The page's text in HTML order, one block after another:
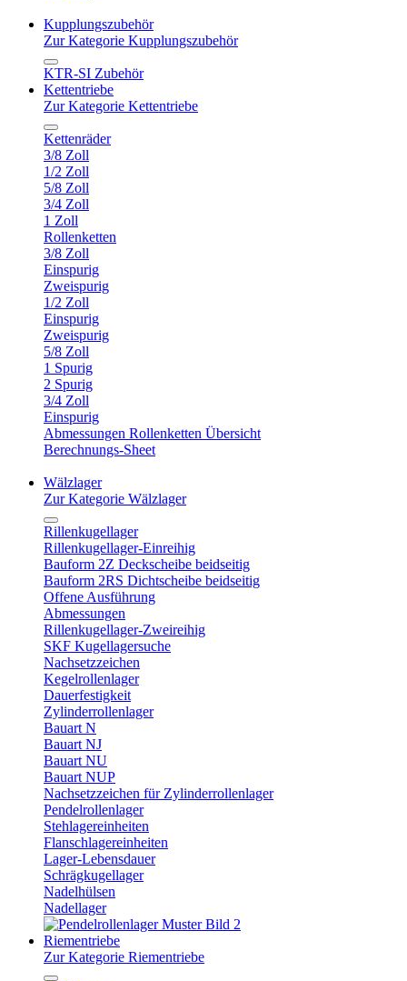
Kupplungszubehör
Zur Kategorie Kupplungszubehör
KTR-SI Zubehör
Kettentriebe
Zur Kategorie Kettentriebe
Kettenräder
3/8 Zoll
1/2 Zoll
5/8 Zoll
3/4 Zoll
1 Zoll
Rollenketten
3/8 Zoll
Einspurig
Zweispurig
1/2 Zoll
Einspurig
Zweispurig
5/8 Zoll
1 Spurig
2 Spurig
3/4 Zoll
Einspurig
Abmessungen Rollenketten Übersicht
Berechnungs-Sheet
Wälzlager
Zur Kategorie Wälzlager
Rillenkugellager
Rillenkugellager-Einreihig
Bauform 2Z Deckscheibe beidseitig
Bauform 2RS Dichtscheibe beidseitig
Offene Ausführung
Abmessungen
Rillenkugellager-Zweireihig
SKF Kugellagersuche
Nachsetzzeichen
Kegelrollenlager
Dauerfestigkeit
Zylinderrollenlager
Bauart N
Bauart NJ
Bauart NU
Bauart NUP
Nachsetzzeichen für Zylinderrollenlager
Pendelrollenlager
Stehlagereinheiten
Flanschlagereinheiten
Lager-Lebensdauer
Schrägkugellager
Nadelhülsen
Nadellager
Riementriebe
Zur Kategorie Riementriebe